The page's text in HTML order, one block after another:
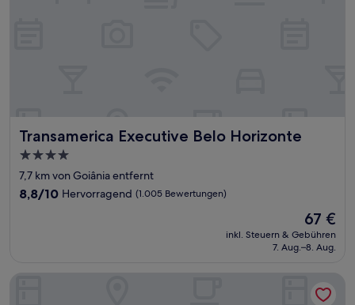
Transamerica Executive Belo Horizonte
Transamerica Executive Belo Horizonte
4.0-
Sterne-
Unterkunft
7,7 km von Goiânia entfernt
8.8
8,8/10 Hervorragend (1.005 Bewertungen)
Der
Preis
beträgt
67 €
inkl. Steuern & Gebühren
7. Aug.–8. Aug.
B.Hotel 888